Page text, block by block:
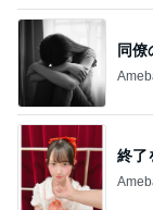
同僚
終了